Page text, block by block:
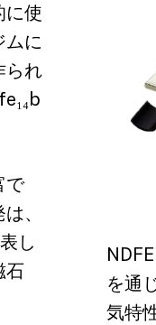
に使
ムに
られ
で
、
し
石
を通
気特